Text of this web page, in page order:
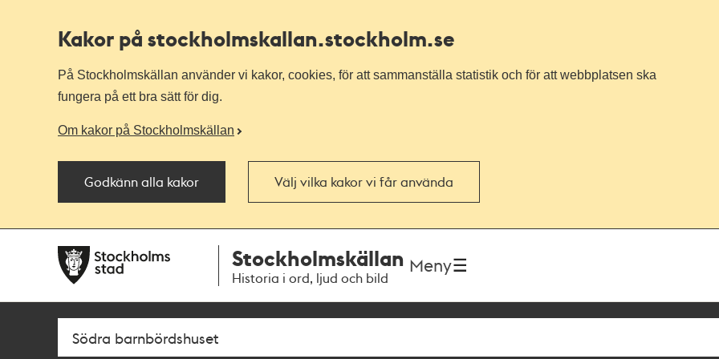
Kakor på stockholmskallan.stockholm.se
På Stockholmskällan använder vi kakor, cookies, för att sammanställa statistik och för att webbplatsen ska
fungera på ett bra sätt för dig.
Om kakor på Stockholmskällan
Godkänn alla kakor Välj vilka kakor vi får använda
navigationen
huvudinnehållet
Stockholmskällan
Historia i ord, ljud och bild
Meny
Sök